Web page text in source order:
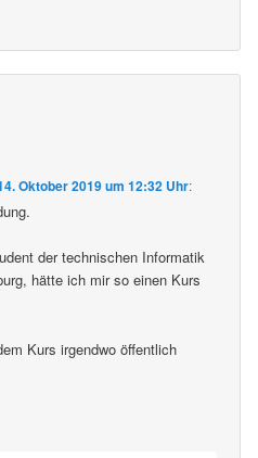
Oktober 2019 um 12:32 Uhr:
der technischen Informatik
hätte ich mir so einen Kurs
Kurs irgendwo öffentlich